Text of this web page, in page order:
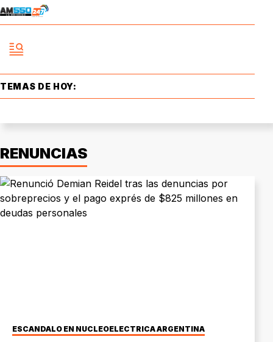
TEMAS DE HOY:
RENUNCIAS
ESCÁNDALO EN NUCLEOELÉCTRICA ARGENTINA